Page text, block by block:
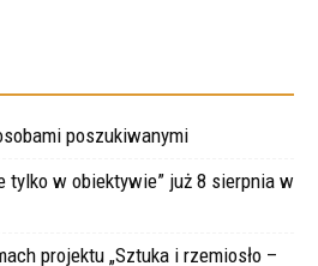
poszukiwanymi
tylko w obiektywie” już 8 sierpnia w
projektu „Sztuka i rzemiosło –